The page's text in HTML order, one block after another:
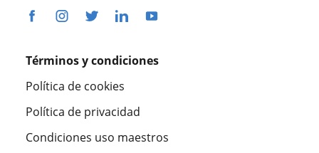
Términos y condiciones
Política de cookies
Política de privacidad
Condiciones uso maestros